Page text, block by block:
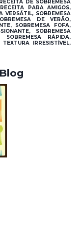
DE SOBREMESA
PARA AMIGOS,
VERSÁTIL, SOBREMESA
DE VERÃO,
SOBREMESA FOFA,
SOBREMESA
SOBREMESA RÁPIDA,
IRRESISTÍVEL,